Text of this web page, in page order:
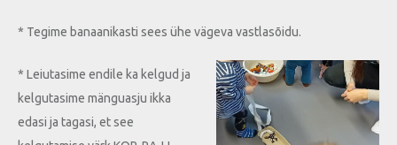
* Tegime banaanikasti sees ühe vägeva vastlasõidu.
* Leiutasime endile ka kelgud ja
kelgutasime mänguasju ikka
edasi ja tagasi, et see